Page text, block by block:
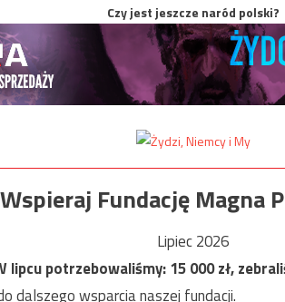
Czy jest jeszcze naród polski?
Wspieraj Fundację Magna
Lipiec 2026
lipcu potrzebowaliśmy:15 000zł,
dalszego wsparcia naszej fundacji.